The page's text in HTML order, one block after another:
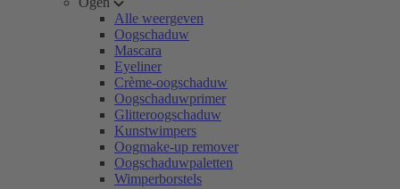
Alle weergeven
Oogschaduw
Mascara
Eyeliner
Crème-oogschaduw
Oogschaduwprimer
Glitteroogschaduw
Kunstwimpers
Oogmake-up remover
Oogschaduwpaletten
Wimperborstels